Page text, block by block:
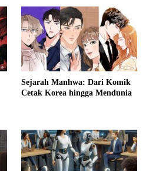
Sejarah Manhwa: Dari Komik
Cetak Korea hingga Mendunia